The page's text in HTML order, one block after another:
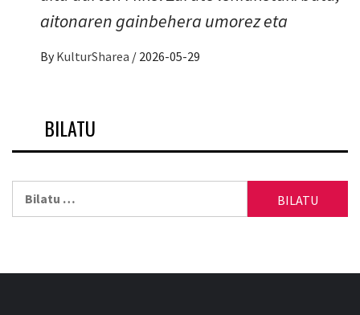
aitonaren gainbehera umorez eta
By KulturSharea / 2026-05-29
BILATU